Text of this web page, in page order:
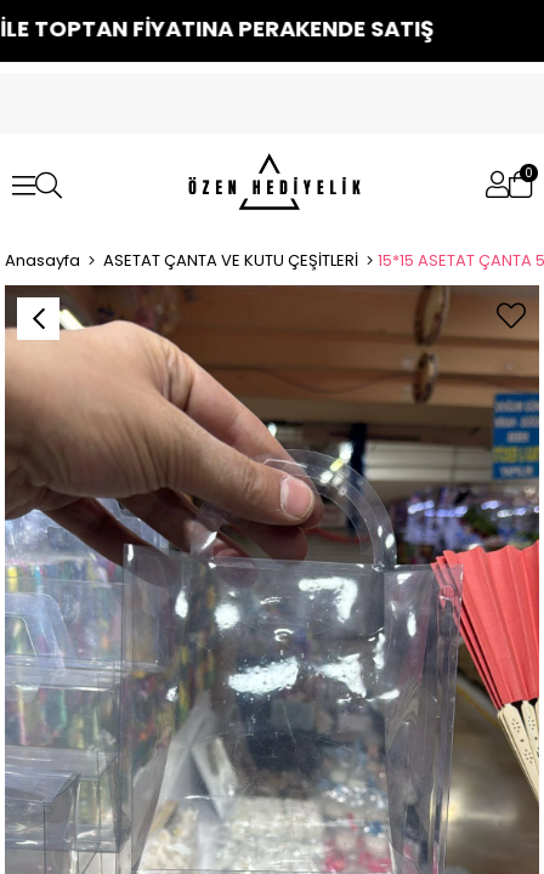
FİYATINA PERAKENDE SATIŞ
0
Anasayfa ASETAT ÇANTA VE KUTU ÇEŞİTLERİ 15*15 ASETAT ÇANTA